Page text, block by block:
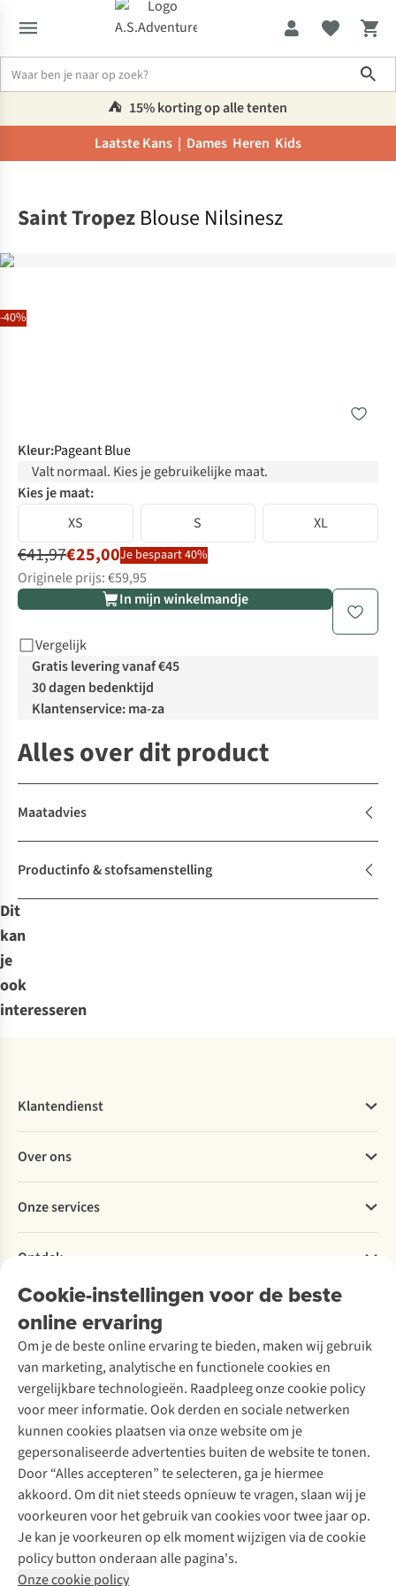
⛺️ 15% korting op alle tenten
Laatste Kans | Dames Heren Kids
-40%
Saint Tropez Blouse Nilsinesz
Kleur:Pageant Blue
Valt normaal. Kies je gebruikelijke maat.
Kies je maat:
XS
S XL
€41,97€25,00Je bespaart 40%
Originele prijs: €59,95
In mijn winkelmandje
Vergelijk
Gratis levering vanaf €45
30 dagen bedenktijd
Klantenservice: ma-za
Alles over dit product
Maatadvies
Productinfo & stofsamenstelling
Dit
kan
je
ook
interesseren
Cookie-instellingen voor de beste
online ervaring
Om je de beste online ervaring te bieden, maken wij gebruik
van marketing, analytische en functionele cookies en
vergelijkbare technologieën. Raadpleeg onze cookie policy
voor meer informatie. Ook derden en sociale netwerken
kunnen cookies plaatsen via onze website om je
gepersonaliseerde advertenties buiten de website te tonen.
Door “Alles accepteren” te selecteren, ga je hiermee
akkoord. Om dit niet steeds opnieuw te vragen, slaan wij je
voorkeuren voor het gebruik van cookies voor twee jaar op.
Je kan je voorkeuren op elk moment wijzigen via de cookie
policy button onderaan alle pagina's.
Onze cookie policy
Klantendienst
Bestellen
Betalen
Levering
Retourneren
Bestelling herroepen
Garantie
Contact
Over ons
Explore More
Verantwoord ondernemen
Over Ayacucho
Onze winkels
Over A.S.Adventure
Toegankelijkheidsverklaring
Onze services
Ski-onderhoud
Wasservice
Schoenonderhoud
Schoenherstelling
Kledingherstelling
Retouches
Voor bedrijven
Ontdek
A.S.Magazine
Podcast
Explore Academy
Explore Camp
Gear Check
Inspiratie & advies
Meld je aan voor de nieuwsbrief
Follow us
Disclaimer Privacy Policy
Algemene voorwaarden
Cookie Policy